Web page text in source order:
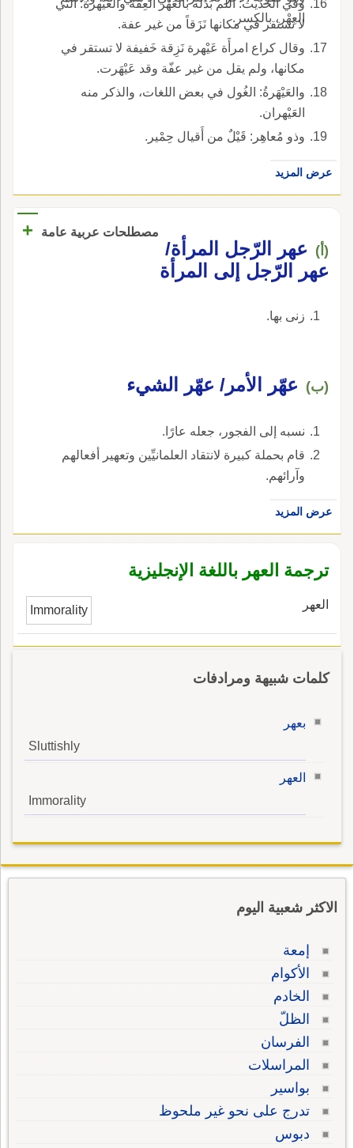
العِهْر، بالكسر.
وفي الحديث: اللم بَدِّلْه بالعَهْر العِفَّةَ والعَيْهرة: التي
لا تستقر في مكانها نَزَقاً من غير عفة.
وقال كراع امرأَة عَيْهرة نَزِقة خَفيفة لا تستقر في
مكانها، ولم يقل من غير عفّة وقد عَيْهَرت.
والعَيْهَرةُ: الغُول في بعض اللغات، والذكر منه
العَيْهران.
وذو مُعاهِر: قَيْلٌ من أَقيال حِمْير.
عرض المزيد
مصطلحات عربية عامة +
(أ) عهر الرّجل المرأة/
عهر الرّجل إلى المرأة
زنى بها.
(ب) عهّر الأمر/ عهّر الشيء
نسبه إلى الفجور، جعله عارًا.
قام بحملة كبيرة لانتقاد العلمانيِّين وتعهير أفعالهم
وآرائهم.
عرض المزيد
ترجمة العهر باللغة الإنجليزية
العهر Immorality
كلمات شبيهة ومرادفات
بعهر
Sluttishly
العهر
Immorality
الاكثر شعبية اليوم
إمعة
الأكوام
الخادم
الظلّ
الفرسان
المراسلات
بواسير
تدرج على نحو غير ملحوظ
دبوس